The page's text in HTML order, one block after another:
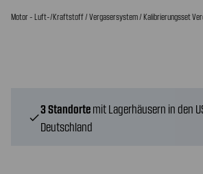
Motor - Luft-/Kraftstoff / Vergasersystem / Kalibrierungsset
check
3 Standorte mit Lagerhäusern in den
Deutschland